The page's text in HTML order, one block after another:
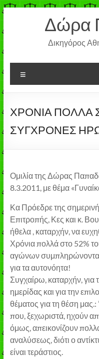
Μετάβαση
περιεχόμενοΔώρα
Δικηγόρος
ΧΡΟΝΙΑ ΠΟΛΛΑ
ΣΥΓΧΡΟΝΕΣ
Ομιλία της Δώρας
8.3.2011, με θέμα
Κα Πρόεδρε της
Επιτροπής, Κες και κ.
ήθελα , καταρχήν, να
Χρόνια πολλά στο 52%
αγώνων
για τα αυτονόητα!
Συγχαίρω, καταρχήν,
ημερίδας και για την
θέματος για τη θέση μας.:
που, ξεχωριστά, ηχούν
όμως, απεικονίζουν
αναλύσεως, διότι ο
είναι τεράστιος.